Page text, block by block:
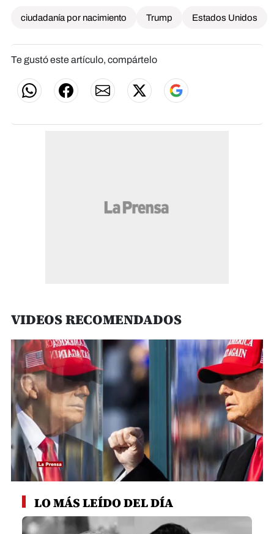
ciudadanía por nacimiento Trump Estados Unidos
Te gustó este artículo, compártelo
VIDEOS RECOMENDADOS
seconds
minute,
LO MÁS LEÍDO DEL DÍA